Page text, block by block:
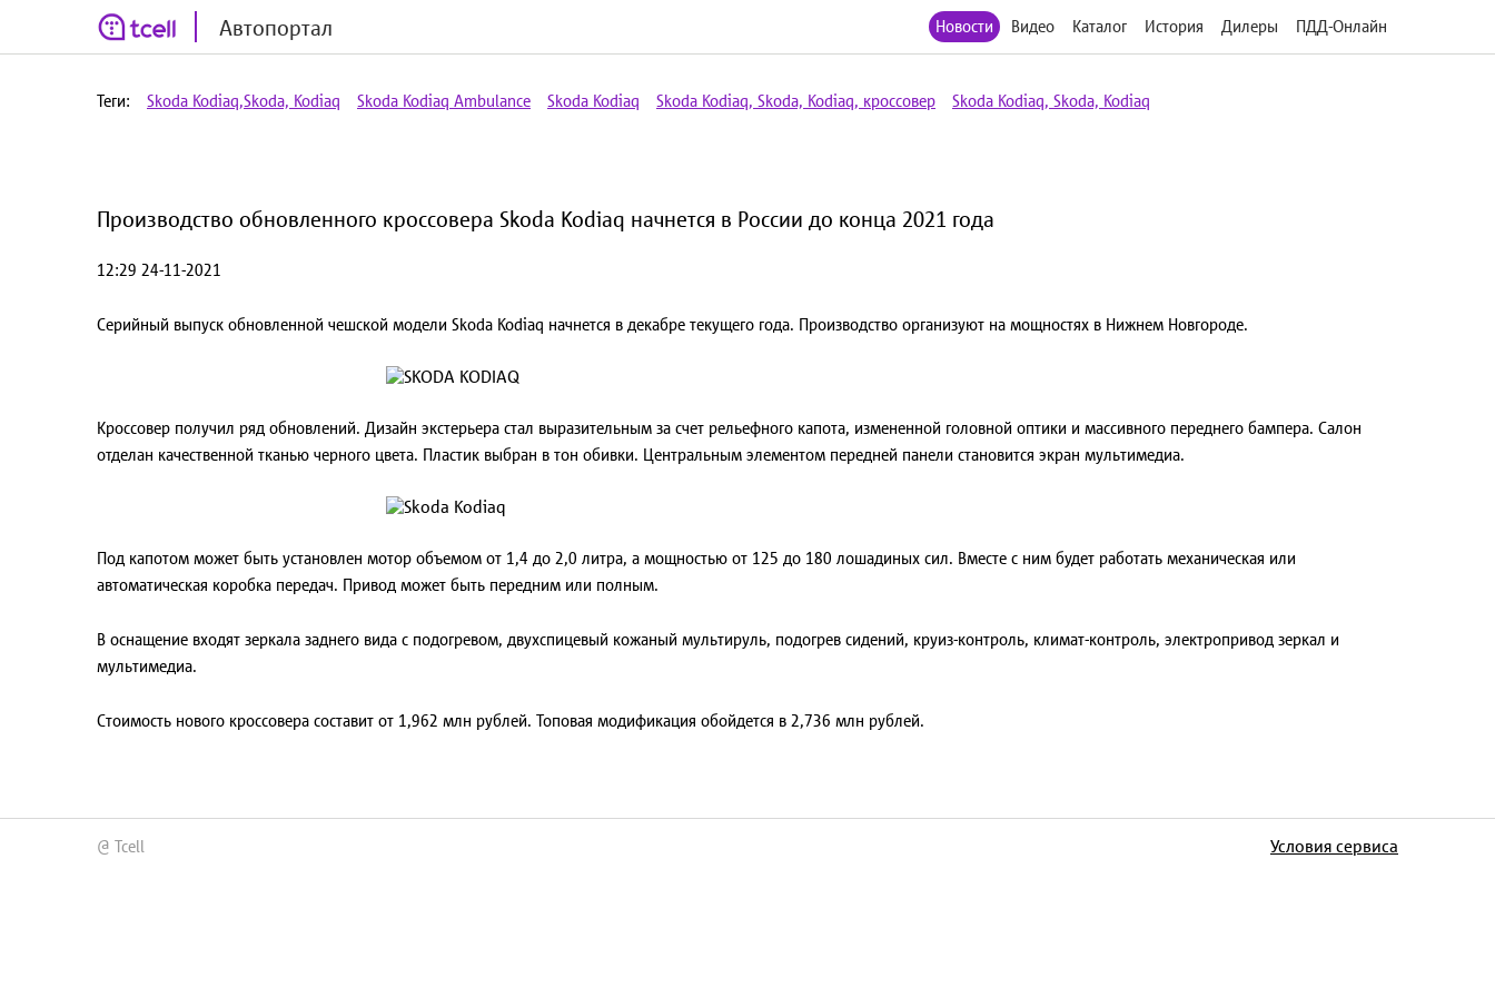
Автопортал Новости Видео Каталог История Дилеры ПДД-Онлайн
Теги: Skoda Kodiaq,Skoda, Kodiaq Skoda Kodiaq Ambulance Skoda Kodiaq Skoda Kodiaq, Skoda, Kodiaq, кроссовер Skoda Kodiaq, Skoda, Kodiaq
Производство обновленного кроссовера Skoda Kodiaq начнется в России до конца 2021 года
12:29 24-11-2021
Серийный выпуск обновленной чешской модели Skoda Kodiaq начнется в декабре текущего года. Производство организуют на мощностях в Нижнем Новгороде.
Кроссовер получил ряд обновлений. Дизайн экстерьера стал выразительным за счет рельефного капота, измененной головной оптики и массивного переднего бампера. Салон
отделан качественной тканью черного цвета. Пластик выбран в тон обивки. Центральным элементом передней панели становится экран мультимедиа.
Под капотом может быть установлен мотор объемом от 1,4 до 2,0 литра, а мощностью от 125 до 180 лошадиных сил. Вместе с ним будет работать механическая или
автоматическая коробка передач. Привод может быть передним или полным.
В оснащение входят зеркала заднего вида с подогревом, двухспицевый кожаный мультируль, подогрев сидений, круиз-контроль, климат-контроль, электропривод зеркал и
мультимедиа.
Стоимость нового кроссовера составит от 1,962 млн рублей. Топовая модификация обойдется в 2,736 млн рублей.
@ Tcell Условия сервиса